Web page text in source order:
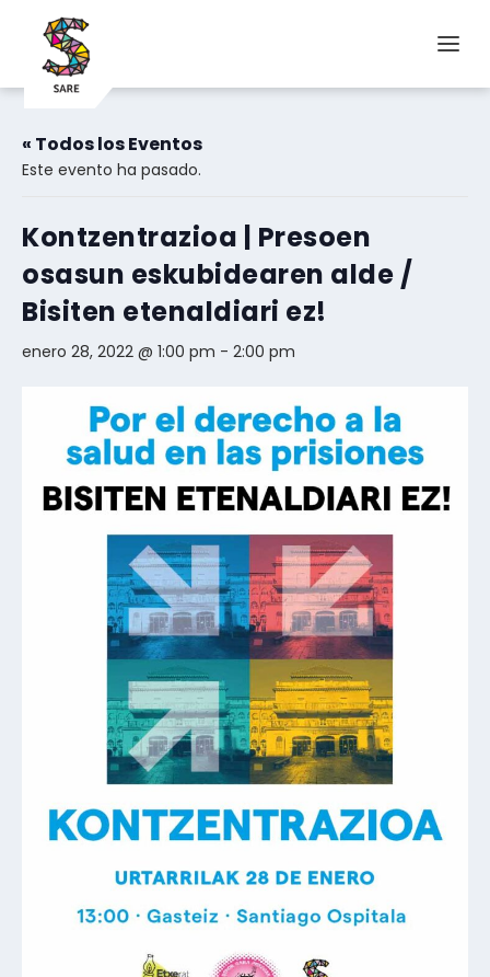
« Todos los Eventos
Este evento ha pasado.
Kontzentrazioa | Presoen
osasun eskubidearen alde /
Bisiten etenaldiari ez!
enero 28, 2022 @ 1:00 pm - 2:00 pm